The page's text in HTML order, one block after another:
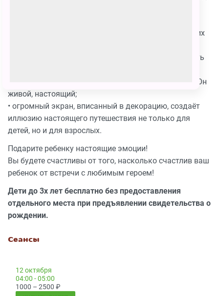
восприятию детей этого возраста и поддерживает их
• дети не ограниченны в своей активности: у них есть
• любимый «Синий трактор» – это ростовая кукла. Он
живой, настоящий;
• огромный экран, вписанный в декорацию, создаёт
иллюзию настоящего путешествия не только для
детей, но и для взрослых.
Подарите ребенку настоящие эмоции!
Вы будете счастливы от того, насколько счастлив ваш
ребенок от встречи с любимым героем!
Дети до 3х лет бесплатно без предоставления
отдельного места при предъявлении свидетельства о
рождении.
Сеансы
12 октября
04:00 - 05:00
1000 – 2500 ₽